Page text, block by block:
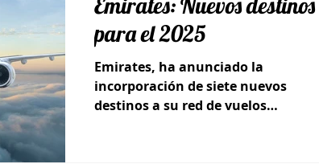
para el 2025
Emirates, ha anunciado la
incorporación de siete nuevos
destinos a su red de vuelos